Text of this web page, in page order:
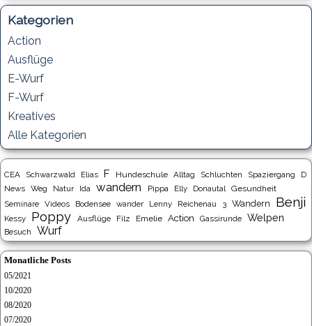
Kategorien
Action
Ausflüge
E-Wurf
F-Wurf
Kreatives
Alle Kategorien
CEA Schwarzwald Elias F Hundeschule Alltag Schluchten Spaziergang
D
News Weg Natur Ida wandern Pippa Elly Donautal Gesundheit
Seminare Videos Bodensee wander Lenny Reichenau 3 Wandern Benji
Kessy Poppy Ausflüge Filz Emelie Action Gassirunde Welpen
Besuch Wurf
Monatliche Posts
05/2021
10/2020
08/2020
07/2020